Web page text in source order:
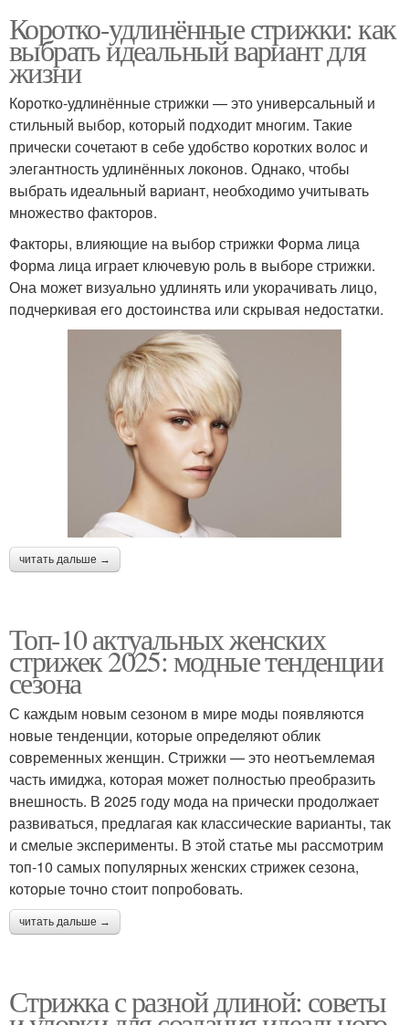
Коротко-удлинённые стрижки: как
выбрать идеальный вариант для
жизни
Коротко-удлинённые стрижки — это универсальный и
стильный выбор, который подходит многим. Такие
прически сочетают в себе удобство коротких волос и
элегантность удлинённых локонов. Однако, чтобы
выбрать идеальный вариант, необходимо учитывать
множество факторов.
Факторы, влияющие на выбор стрижки Форма лица
Форма лица играет ключевую роль в выборе стрижки.
Она может визуально удлинять или укорачивать лицо,
подчеркивая его достоинства или скрывая недостатки.
читать дальше →
Топ-10 актуальных женских
стрижек 2025: модные тенденции
сезона
С каждым новым сезоном в мире моды появляются
новые тенденции, которые определяют облик
современных женщин. Стрижки — это неотъемлемая
часть имиджа, которая может полностью преобразить
внешность. В 2025 году мода на прически продолжает
развиваться, предлагая как классические варианты, так
и смелые эксперименты. В этой статье мы рассмотрим
топ-10 самых популярных женских стрижек сезона,
которые точно стоит попробовать.
читать дальше →
Стрижка с разной длиной: советы